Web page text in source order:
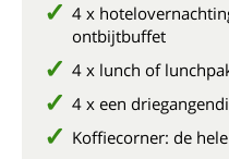
4 x
ontbijtbuffet
4 x lunch of
4 x een
Koffiecorner: de